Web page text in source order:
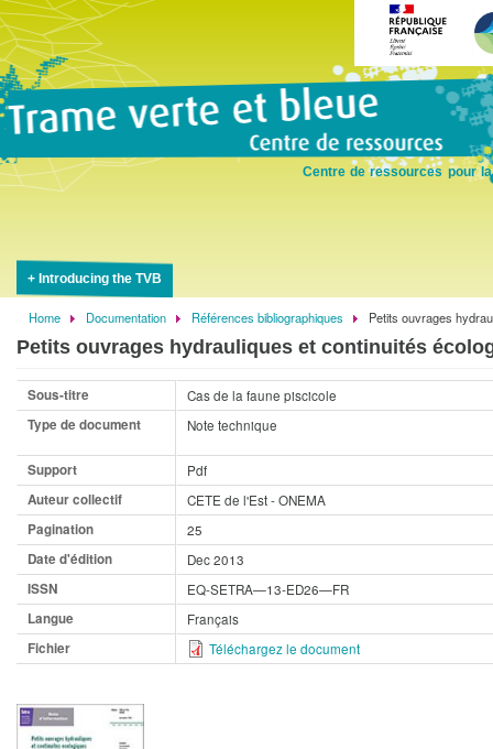
Centre de ressources pour
Introducing the TVB
Breadcrumb
Home Documentation Références bibliographiques Petits ouvrages
Petits ouvrages hydrauliques et continuités
Sous-titre
Cas de la faune piscicole
Type de document
Note technique
Support
Pdf
Auteur collectif
CETE de l'Est - ONEMA
Pagination
25
Date d'édition
Dec 2013
ISSN
EQ-SETRA—13-ED26—FR
Langue
Français
Fichier
Téléchargez le document